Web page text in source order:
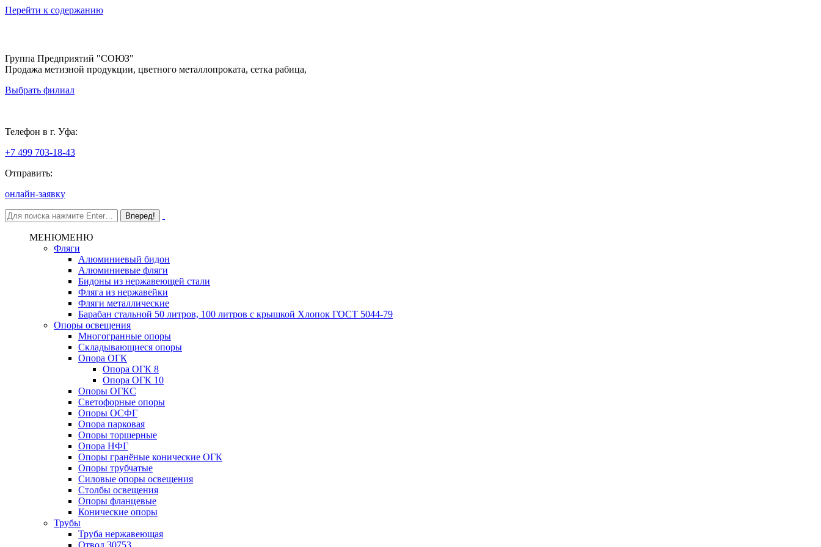
Перейти к содержанию
Группа Предприятий "СОЮЗ"
Продажа метизной продукции, цветного металлопроката, сетка рабица,
Выбрать филиал
Телефон в г. Уфа:
+7 499 703-18-43
Отправить:
онлайн-заявку
МЕНЮМЕНЮ
Фляги
Алюминиевый бидон
Алюминиевые фляги
Бидоны из нержавеющей стали
Фляга из нержавейки
Фляги металлические
Барабан стальной 50 литров, 100 литров с крышкой Хлопок ГОСТ 5044-79
Опоры освещения
Многогранные опоры
Складывающиеся опоры
Опора ОГК
Опора ОГК 8
Опора ОГК 10
Опоры ОГКС
Светофорные опоры
Опоры ОСФГ
Опора парковая
Опоры торшерные
Опора НФГ
Опоры гранёные конические ОГК
Опоры трубчатые
Силовые опоры освещения
Столбы освещения
Опоры фланцевые
Конические опоры
Трубы
Труба нержавеющая
Отвод 30753